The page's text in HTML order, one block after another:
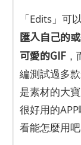
「Edits」可
匯入自己的
可愛的GIF
編測試過多
是素材的大
很好用的
看能怎麼用吧